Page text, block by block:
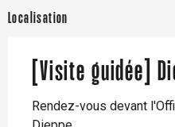
Localisation
[Visite guidée]
Rendez-vous devant